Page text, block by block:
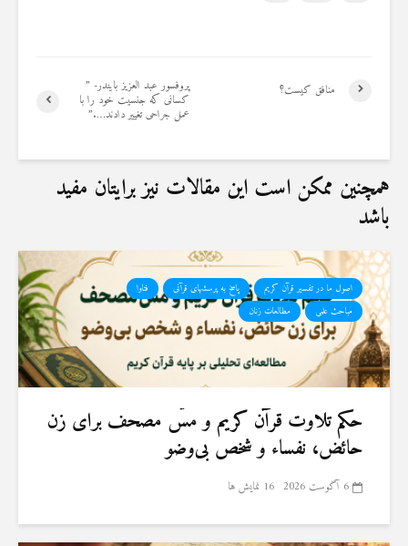
پروفسور عبد العزیز بایندر- ”
کسانی که جنسیت خود را با
عمل جراحی تغییر دادند….”
منافق کیست؟
همچنین ممکن است این مقالات نیز برایتان مفید
باشد
اصول ما در تفسیر قرآن کریم پاسخ به پرسشهای قرآنی
فتاوا
مباحث علمی
مطالعات زنان
حكم تلاوت قرآن كريم و مسّ مصحف برای زن
حائض، نفساء و شخص بی‌وضو
6 آگوست 2026 16 نمایش ها